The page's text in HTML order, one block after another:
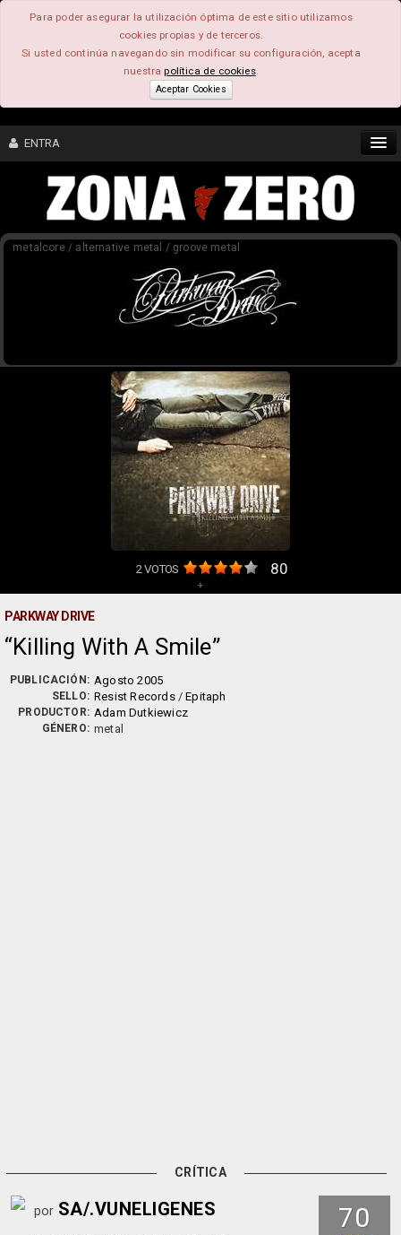
Para poder asegurar la utilización óptima de este sitio utilizamos
cookies propias y de terceros.
Si usted continúa navegando sin modificar su configuración, acepta
nuestrapolítica de cookies.
Aceptar Cookies
ENTRA
CONTENIDO
metalcore / alternative metal / groove metal
2VOTOS 80
+
PARKWAY DRIVE
Killing With A Smile
PUBLICACIÓN: Agosto 2005
SELLO: Resist Records/Epitaph
PRODUCTOR: Adam Dutkiewicz
GÉNERO: metal
CRÍTICA
70
por SA/.VUNELIGENES